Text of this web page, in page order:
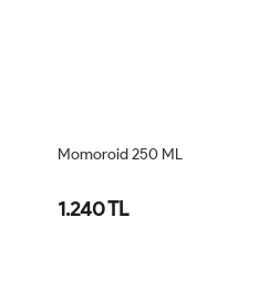
Likit & Bitkisel S1 Glukozamin™
790 TL